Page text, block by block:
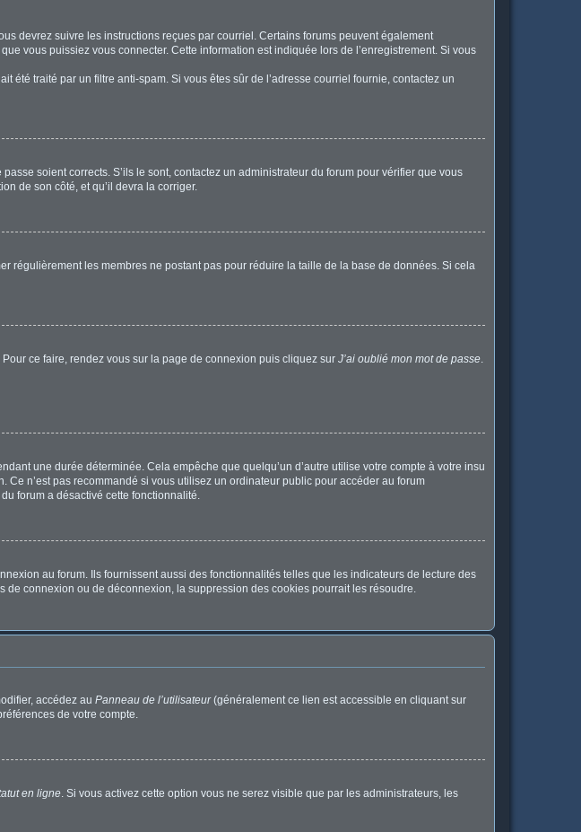
devrez suivre les instructions reçues par courriel. Certains forums peuvent également
vous puissiez vous connecter. Cette information est indiquée lors de l’enregistrement. Si vous
été traité par un filtre anti-spam. Si vous êtes sûr de l’adresse courriel fournie, contactez un
soient corrects. S’ils le sont, contactez un administrateur du forum pour vérifier que vous
de son côté, et qu’il devra la corriger.
régulièrement les membres ne postant pas pour réduire la taille de la base de données. Si cela
ce faire, rendez vous sur la page de connexion puis cliquez sur J’ai oublié mon mot de passe.
une durée déterminée. Cela empêche que quelqu’un d’autre utilise votre compte à votre insu
Ce n’est pas recommandé si vous utilisez un ordinateur public pour accéder au forum
forum a désactivé cette fonctionnalité.
au forum. Ils fournissent aussi des fonctionnalités telles que les indicateurs de lecture des
connexion ou de déconnexion, la suppression des cookies pourrait les résoudre.
accédez au Panneau de l’utilisateur(généralement ce lien est accessible en cliquant sur
de votre compte.
en ligne. Si vous activez cette option vous ne serez visible que par les administrateurs, les